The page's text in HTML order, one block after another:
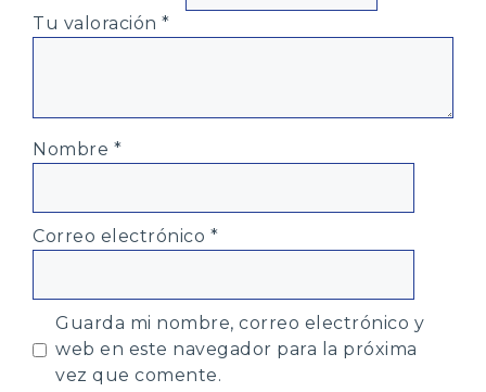
Tu valoración *
Nombre *
Correo electrónico *
Guarda mi nombre, correo electrónico y
web en este navegador para la próxima
vez que comente.